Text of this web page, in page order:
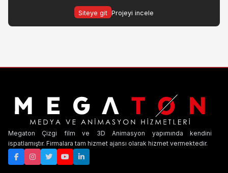
Siteye git Projeyi incele
Megaton Çizgi film ve 3D Animasyon yapımında kendini
ispatlamıştır. Firmalara tam hizmet ajansı olarak hizmet vermektedir.